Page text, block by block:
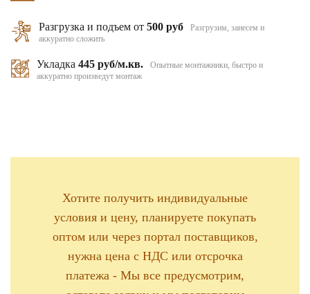
Разгрузка и подъем от500 руб
Разгрузим, занесем и
аккуратно сложить
Укладка 445 руб/м.кв.
Опытные монтажники, быстро и
аккуратно произведут монтаж
Хотите получить индивидуальные
условия и цену, планируете покупать
оптом или через портал поставщиков,
нужна цена с НДС или отсрочка
платежа - Мы все предусмотрим,